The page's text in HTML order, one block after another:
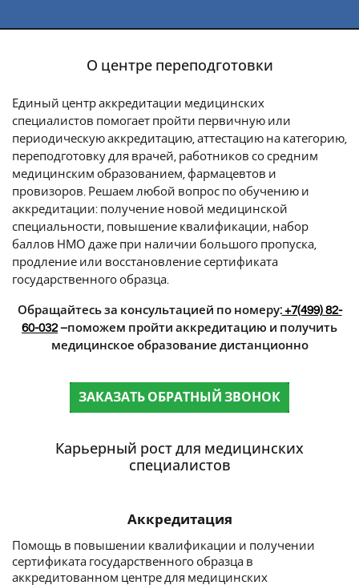
О центре переподготовки
Единый центр аккредитации медицинских
специалистов помогает пройти первичную или
периодическую аккредитацию, аттестацию на категорию,
переподготовку для врачей, работников со средним
медицинским образованием, фармацевтов и
провизоров. Решаем любой вопрос по обучению и
аккредитации: получение новой медицинской
специальности, повышение квалификации, набор
баллов НМО даже при наличии большого пропуска,
продление или восстановление сертификата
государственного образца.
Обращайтесь за консультацией по номеру:+7(499) 82-
60-032–поможем пройти аккредитацию и получить
медицинское образование дистанционно
ЗАКАЗАТЬ ОБРАТНЫЙ ЗВОНОК
Карьерный рост для медицинских
специалистов
Аккредитация
Помощь в повышении квалификации и получении
сертификата государственного образца в
аккредитованном центре для медицинских